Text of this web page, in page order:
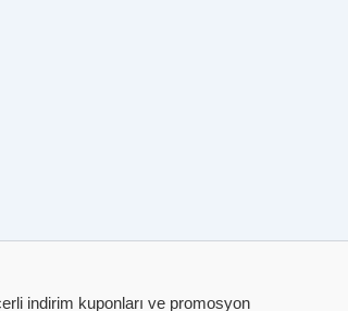
indirim kuponları ve promosyon